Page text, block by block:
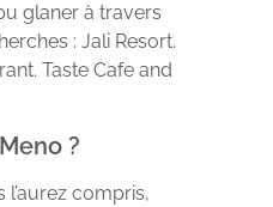
glaner à travers
: Jali Resort.
Taste Cafe and
?
l’aurez compris,